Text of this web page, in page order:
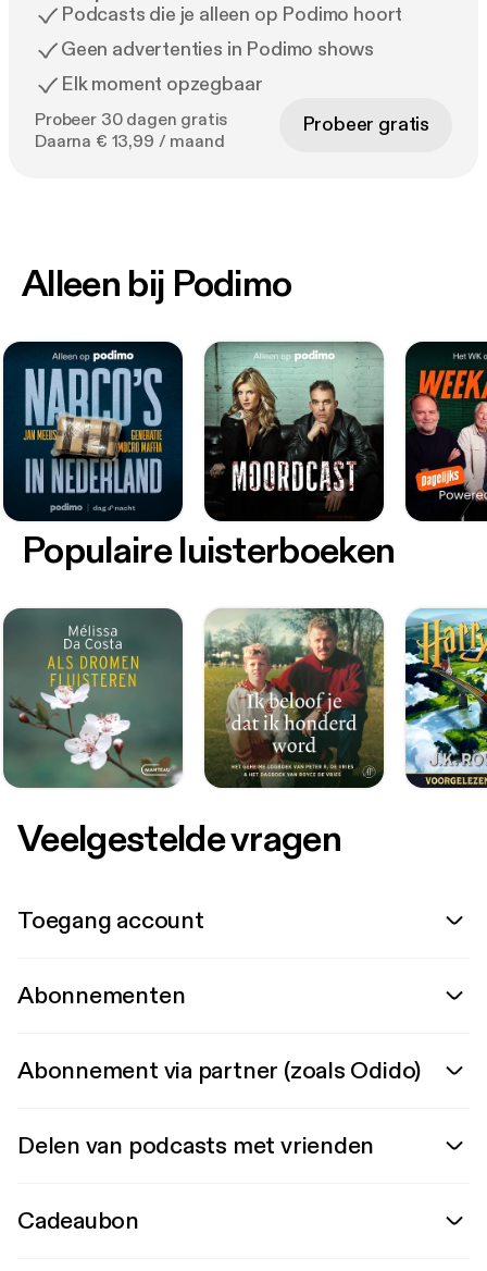
Podcasts die je alleen op Podimo hoort
Geen advertenties in Podimo shows
Elk moment opzegbaar
Probeer 30 dagen gratis
Daarna € 13,99 / maand
Probeer gratis
Alleen bij Podimo
Populaire luisterboeken
Veelgestelde vragen
Toegang account
Abonnementen
Abonnement via partner (zoals Odido)
Delen van podcasts met vrienden
Cadeaubon